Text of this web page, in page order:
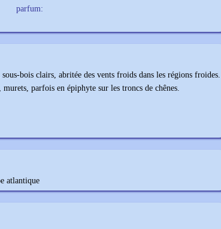
parfum:
bois clairs, abritée des vents froids dans les régions froides.
parfois en épiphyte sur les troncs de chênes.
atlantique